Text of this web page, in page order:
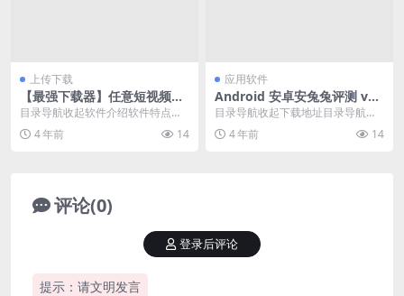
上传下载
【最强下载器】任意短视频无
水印下载——万能下载器V1.2
目录导航收起软件介绍软件特点软
件优势修改说明下载地址目录导航
收起软件介绍软件特点...
4 年前 14
应用软件
Android 安卓安兔兔评测 v9.
3.7 去广告纯净版
目录导航收起下载地址目录导航收
起下载地址安兔兔评测是一款专业
级跑分软件，支持Vu...
4 年前 14
评论(0)
提示：请文明发言
登录后评论